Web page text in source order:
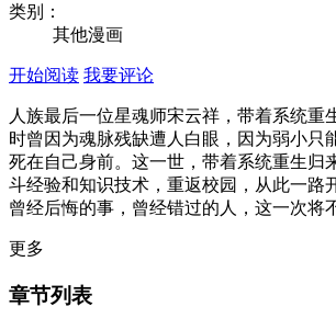
类别：
其他漫画
开始阅读 我要评论
人族最后一位星魂师宋云祥，带着系统重
时曾因为魂脉残缺遭人白眼，因为弱小只
死在自己身前。这一世，带着系统重生归
斗经验和知识技术，重返校园，从此一
曾经后悔的事，曾经错过的人，这一次将
更多
章节列表